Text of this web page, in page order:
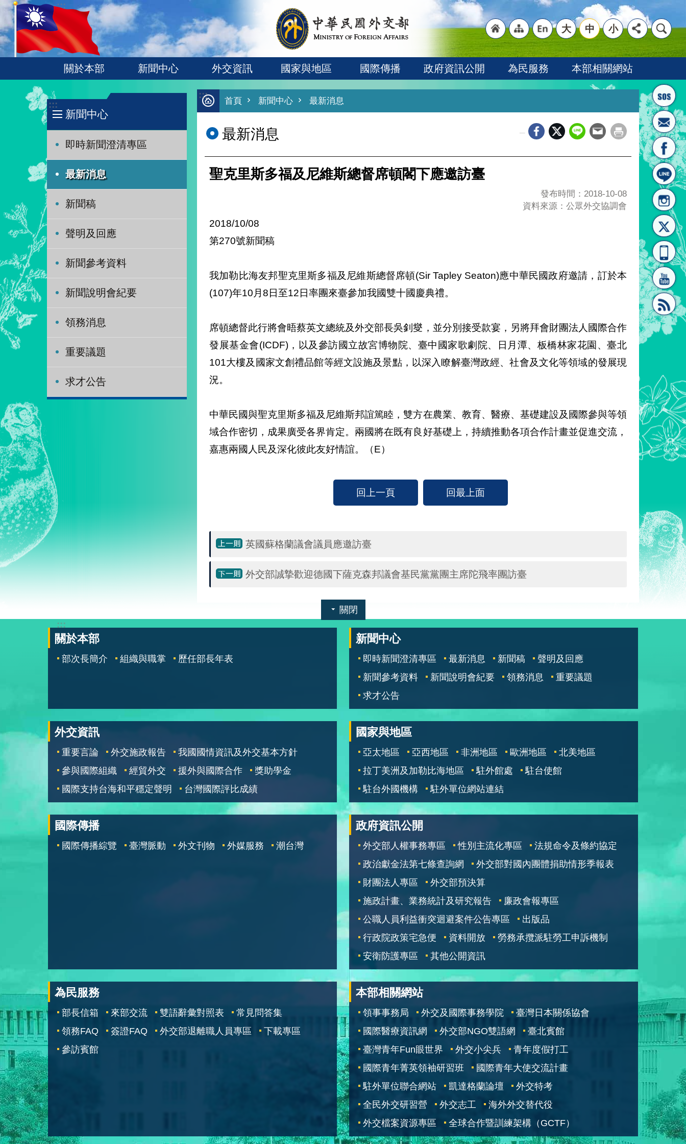
跳到主要內容區塊
:::
首頁
結]"
"網
站導
[連
"英
文語
大 中 小
關於本部 新聞中心 外交資訊 國家與地區 國際傳播 政府資訊公開 為民服務 本部相關網站
:::
新聞中心
即時新聞澄清專區
最新消息
新聞稿
聲明及回應
新聞參考資料
新聞說明會紀要
領務消息
重要議題
求才公告
:::
首頁 新聞中心 最新消息
最新消息
聖克里斯多福及尼維斯總督席頓閣下應邀訪臺
發布時間：2018-10-08
資料來源：公眾外交協調會
2018/10/08
第270號新聞稿
我加勒比海友邦聖克里斯多福及尼維斯總督席頓(Sir Tapley Seaton)應中華民國政府邀請，訂於本
(107)年10月8日至12日率團來臺參加我國雙十國慶典禮。
席頓總督此行將會晤蔡英文總統及外交部長吳釗燮，並分別接受款宴，另將拜會財團法人國際合作
發展基金會(ICDF)，以及參訪國立故宮博物院、臺中國家歌劇院、日月潭、板橋林家花園、臺北
101大樓及國家文創禮品館等經文設施及景點，以深入瞭解臺灣政經、社會及文化等領域的發展現
況。
中華民國與聖克里斯多福及尼維斯邦誼篤睦，雙方在農業、教育、醫療、基礎建設及國際參與等領
域合作密切，成果廣受各界肯定。兩國將在既有良好基礎上，持續推動各項合作計畫並促進交流，
嘉惠兩國人民及深化彼此友好情誼。（E）
回上一頁 回最上面
英國蘇格蘭議會議員應邀訪臺
外交部誠摯歡迎德國下薩克森邦議會基民黨黨團主席陀飛率團訪臺
關閉
:::
關於本部
部次長簡介 組織與職掌 歷任部長年表
新聞中心
即時新聞澄清專區 最新消息 新聞稿
聲明及回應
新聞參考資料
新聞說明會紀要 領務消息
重要議題
求才公告
外交資訊
重要言論 外交施政報告
我國國情資訊及外交基本方針
參與國際組織
經貿外交 援外與國際合作
獎助學金
國際支持台海和平穩定聲明
台灣國際評比成績
國家與地區
亞太地區 亞西地區 非洲地區 歐洲地區
北美地區
拉丁美洲及加勒比海地區
駐外館處
駐台使館
駐台外國機構
駐外單位網站連結
國際傳播
國際傳播綜覽 臺灣脈動 外文刊物 外媒服務 潮台灣
政府資訊公開
外交部人權事務專區 性別主流化專區
法規命令及條約協定
政治獻金法第七條查詢網
外交部對國內團體捐助情形季報表
財團法人專區
外交部預決算
施政計畫、業務統計及研究報告
廉政會報專區
公職人員利益衝突迴避案件公告專區
出版品
行政院政策宅急便
資料開放
勞務承攬派駐勞工申訴機制
安衛防護專區
其他公開資訊
為民服務
部長信箱 來部交流 雙語辭彙對照表
常見問答集
領務FAQ
簽證FAQ 外交部退離職人員專區
下載專區
參訪賓館
本部相關網站
領事事務局 外交及國際事務學院
臺灣日本關係協會
國際醫療資訊網
外交部NGO雙語網
臺北賓館
臺灣青年Fun眼世界
外交小尖兵
青年度假打工
國際青年菁英領袖研習班
國際青年大使交流計畫
駐外單位聯合網站
凱達格蘭論壇
外交特考
全民外交研習營
外交志工
海外外交替代役
外交檔案資源專區
全球合作暨訓練架構（GCTF）